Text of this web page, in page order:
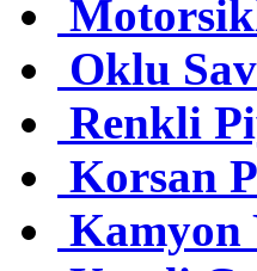
Oklu
Renkli
Korsan
Kamyon